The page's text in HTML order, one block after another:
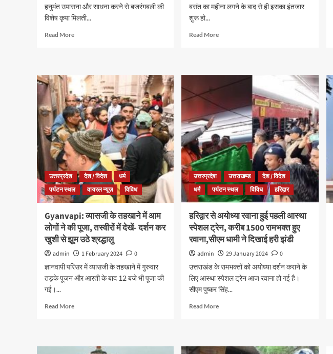
हनुमंत उपासना और साधना करने से बजरंगबली की
विशेष कृपा मिलती...
Read More
बसंत का महीना लगने के बाद से ही इसका इंतजार
शुरू हो...
Read More
उत्तरप्रदेश देश / विदेश
धर्म
पर्यटन स्थल
वायरल न्यूज़ विविध
Gyanvapi: व्यासजी के तहखाने में आम
लोगों ने की पूजा, तस्वीरों में देखें- दर्शन कर
खुशी से झूम उठे श्रद्धालु
admin 1 February 2024
0
ज्ञानवापी परिसर में व्यासजी के तहखाने में गुरुवार
तड़के पूजन और आरती के बाद 12 बजे भी पूजा की
गई।...
Read More
उत्तरप्रदेश उत्तराखण्ड
देश / विदेश
धर्म
पर्यटन स्थल विविध हरिद्वार
हरिद्वार से अयोध्या रवाना हुई पहली आस्था
स्पेशल ट्रेन, करीब 1500 रामभक्त हुए
रवाना,सीएम धामी ने दिखाई हरी झंडी
admin 29 January 2024
0
उत्तराखंड के रामभक्तों को अयोध्या दर्शन कराने के
लिए आस्था स्पेशल ट्रेन आज रवाना हो गई है।
सीएम पुष्कर सिंह...
Read More